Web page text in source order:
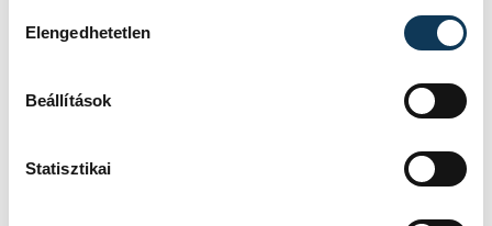
Elengedhetetlen
Beállítások
Statisztikai
17. George Russell MERCEDES
18. Zhou Guanyu KICK
19. Esteban Ocon ALPINE